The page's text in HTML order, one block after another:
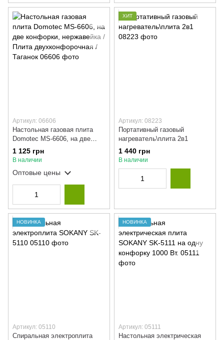
Артикул: 06606
Настольная газовая плита
Domotec MS-6606, на две
конфорки, нержавейка / Плита
двухконфорочная / Таганок
1 125 грн
В наличии
Оптовые цены
ХИТ
Артикул: 08223
Портативный газовый
нагреватель\плита 2в1
1 440 грн
В наличии
НОВИНКА
Артикул: 05110
Спиральная электроплита
НОВИНКА
Артикул: 05111
Настольная электрическая